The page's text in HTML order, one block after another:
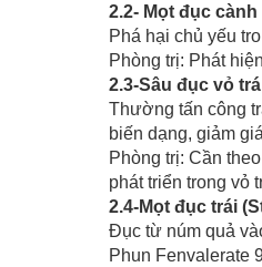
2.2- Mọt đục
Phá hại chủ yếu
Phòng trị: Phát
2.3-Sâu đục vỏ
Thường tấn công
biến dạng, giảm
Phòng trị: Cần
phát triển trong vỏ
2.4-Mọt đục trái
Đục từ núm quả
Phun Fenvalerate